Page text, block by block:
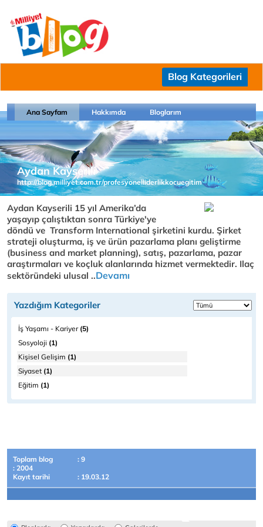
Blog Kategorileri
Ana Sayfam Hakkımda Bloglarım
Aydan Kayserili
http://blog.milliyet.com.tr/profesyonelliderlikkocuegitim
Aydan Kayserili 15 yıl Amerika’da
yaşayıp çalıştıktan sonra Türkiye'ye
döndü ve Transform International şirketini kurdu. Şirket
strateji oluşturma, iş ve ürün pazarlama planı geliştirme
(business and market planning), satış, pazarlama, pazar
araştırmaları ve koçluk alanlarında hizmet vermektedir. Ilaç
sektöründeki ulusal ..Devamı
Yazdığım Kategoriler
İş Yaşamı - Kariyer(5)
Sosyoloji (1)
Kişisel Gelişim (1)
Siyaset (1)
Eğitim (1)
Toplam blog
: 9
: 2004
Kayıt tarihi
: 19.03.12